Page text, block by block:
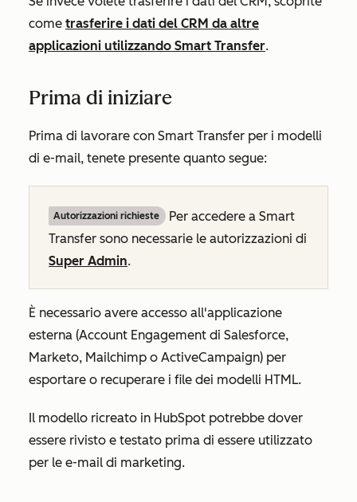
come trasferire i dati del CRM da altre
applicazioni utilizzando Smart Transfer.
Prima di iniziare
Prima di lavorare con Smart Transfer per i modelli
di e-mail, tenete presente quanto segue:
Autorizzazioni richieste
Per accedere a Smart
Transfer sono necessarie le autorizzazioni di
Super Admin.
È necessario avere accesso all'applicazione
esterna (Account Engagement di Salesforce,
Marketo, Mailchimp o ActiveCampaign) per
esportare o recuperare i file dei modelli HTML.
Il modello ricreato in HubSpot potrebbe dover
essere rivisto e testato prima di essere utilizzato
per le e-mail di marketing.